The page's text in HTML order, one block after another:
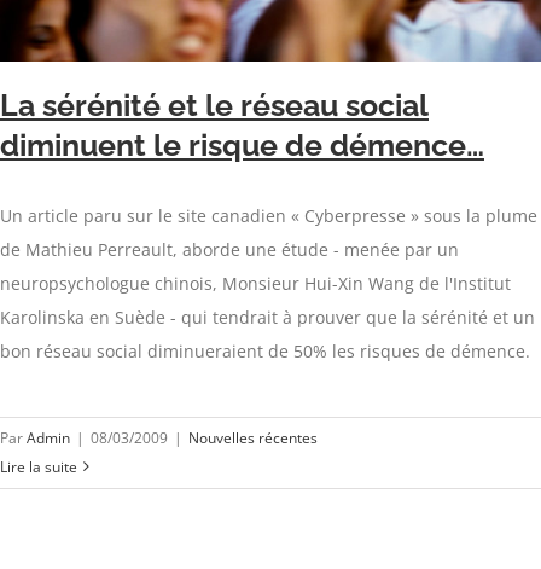
La sérénité et le réseau social
diminuent le risque de démence…
Un article paru sur le site canadien « Cyberpresse » sous la plume
de Mathieu Perreault, aborde une étude - menée par un
neuropsychologue chinois, Monsieur Hui-Xin Wang de l'Institut
Karolinska en Suède - qui tendrait à prouver que la sérénité et un
bon réseau social diminueraient de 50% les risques de démence.
ParAdmin | 08/03/2009 | Nouvelles récentes
Lire la suite